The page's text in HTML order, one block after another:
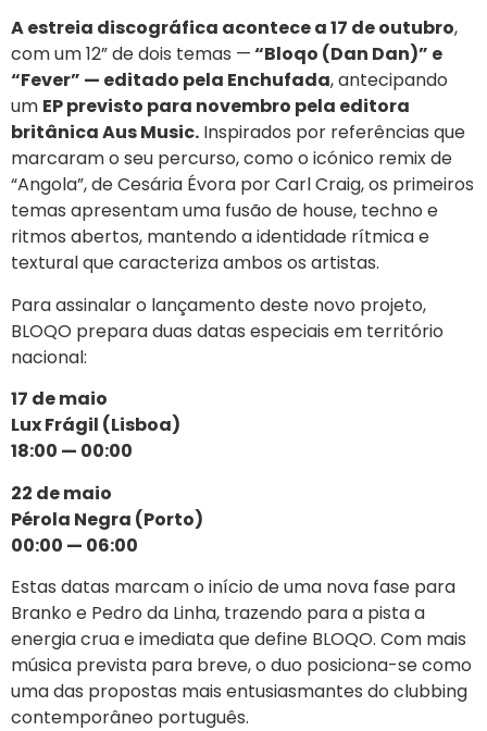
A estreia discográfica acontece a 17 de outubro,
com um 12” de dois temas —“Bloqo (Dan Dan)” e
“Fever” — editado pela Enchufada, antecipando
um EP previsto para novembro pela editora
britânica Aus Music. Inspirados por referências que
marcaram o seu percurso, como o icónico remix de
“Angola”, de Cesária Évora por Carl Craig, os primeiros
temas apresentam uma fusão de house, techno e
ritmos abertos, mantendo a identidade rítmica e
textural que caracteriza ambos os artistas.
Para assinalar o lançamento deste novo projeto,
BLOQO prepara duas datas especiais em território
nacional:
17 de maio
Lux Frágil (Lisboa)
18:00 — 00:00
22 de maio
Pérola Negra (Porto)
00:00 — 06:00
Estas datas marcam o início de uma nova fase para
Branko e Pedro da Linha, trazendo para a pista a
energia crua e imediata que define BLOQO. Com mais
música prevista para breve, o duo posiciona-se como
uma das propostas mais entusiasmantes do clubbing
contemporâneo português.